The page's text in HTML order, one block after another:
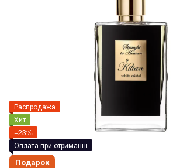
Распродажа
Хит
−23%
Оплата при отриманні
Подарок